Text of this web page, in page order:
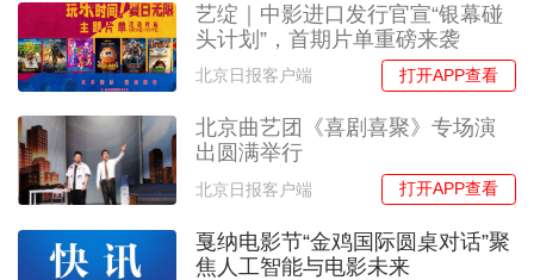
艺绽｜中影进口发行官宣“银幕碰
头计划”，首期片单重磅来袭
北京日报客户端 打开APP查看
北京曲艺团《喜剧喜聚》专场演
出圆满举行
北京日报客户端 打开APP查看
戛纳电影节“金鸡国际圆桌对话”聚
焦人工智能与电影未来